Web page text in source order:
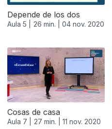
Depende de los dos
Aula 5 | 26 min. | 04 nov. 2020
Cosas de casa
Aula 7 | 27 min. | 11 nov. 2020